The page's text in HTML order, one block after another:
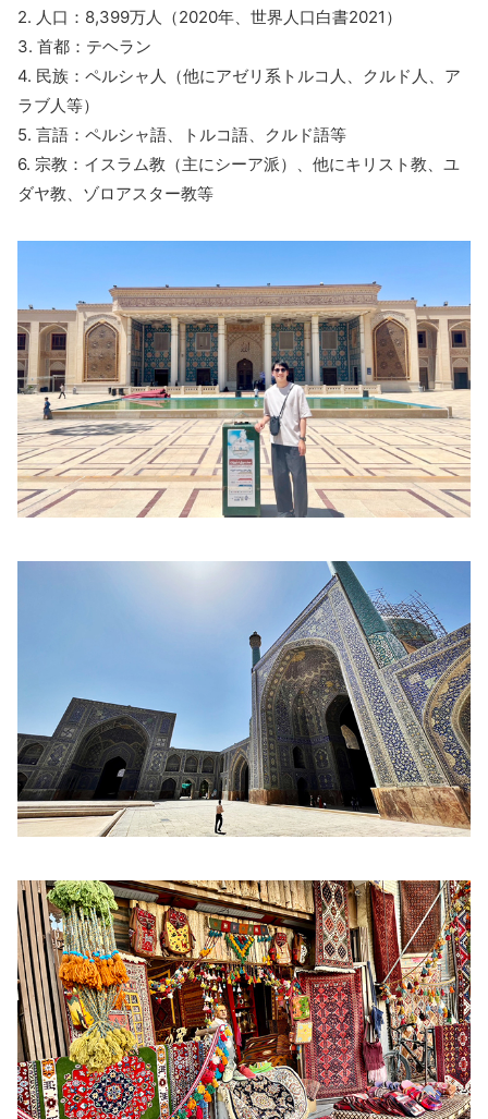
2. 人口：8,399万人（2020年、世界人口白書2021）
3. 首都：テヘラン
4. 民族：ペルシャ人（他にアゼリ系トルコ人、クルド人、ア
ラブ人等）
5. 言語：ペルシャ語、トルコ語、クルド語等
6. 宗教：イスラム教（主にシーア派）、他にキリスト教、ユ
ダヤ教、ゾロアスター教等